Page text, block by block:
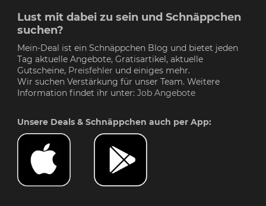
Lust mit dabei zu sein und Schnäppchen
suchen?
Mein-Deal ist ein Schnäppchen Blog und bietet jeden
Tag aktuelle Angebote, Gratisartikel, aktuelle
Gutscheine, Preisfehler und einiges mehr.
Wir suchen Verstärkung für unser Team. Weitere
Information findet ihr unter: Job Angebote
Unsere Deals & Schnäppchen auch per App: